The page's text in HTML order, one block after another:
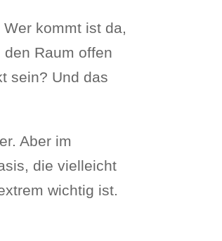
kommt ist da,
Raum offen
sein? Und das
Aber im
die vielleicht
wichtig ist.